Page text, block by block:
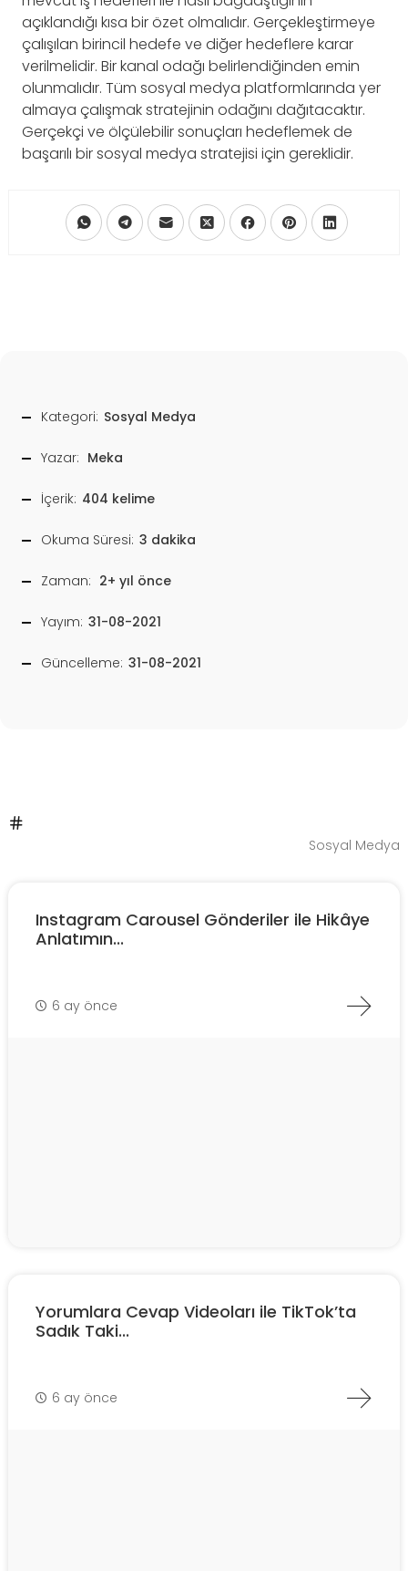
açıklandığı kısa bir özet olmalıdır. Gerçekleştirmeye
çalışılan birincil hedefe ve diğer hedeflere karar
verilmelidir. Bir kanal odağı belirlendiğinden emin
olunmalıdır. Tüm sosyal medya platformlarında yer
almaya çalışmak stratejinin odağını dağıtacaktır.
Gerçekçi ve ölçülebilir sonuçları hedeflemek de
başarılı bir sosyal medya stratejisi için gereklidir.
Kategori: Sosyal Medya
Yazar: Meka
İçerik: 404 kelime
Okuma Süresi: 3 dakika
Zaman: 2+ yıl önce
Yayım: 31-08-2021
Güncelleme: 31-08-2021
Sosyal Medya
Instagram Carousel Gönderiler ile Hikâye
Anlatımın...
6 ay önce
Yorumlara Cevap Videoları ile TikTok’ta
Sadık Taki...
6 ay önce